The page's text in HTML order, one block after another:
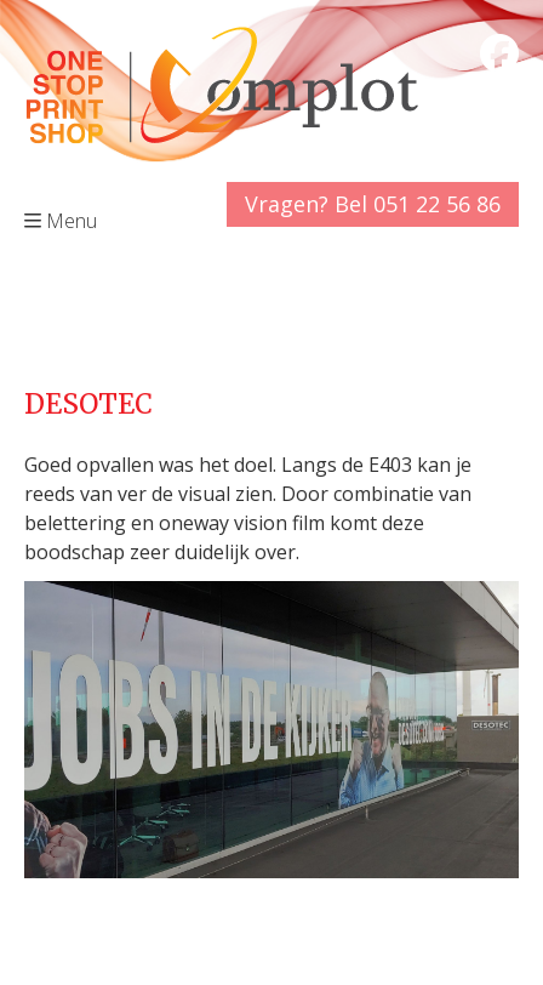
Menu
Vragen? Bel 051 22 56 86
DESOTEC
Goed opvallen was het doel. Langs de E403 kan je
reeds van ver de visual zien. Door combinatie van
belettering en oneway vision film komt deze
boodschap zeer duidelijk over.